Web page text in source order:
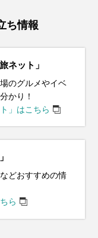
ち情報
ネット」
のグルメやイベ
かり！
」はこちら
どおすすめの情
ら